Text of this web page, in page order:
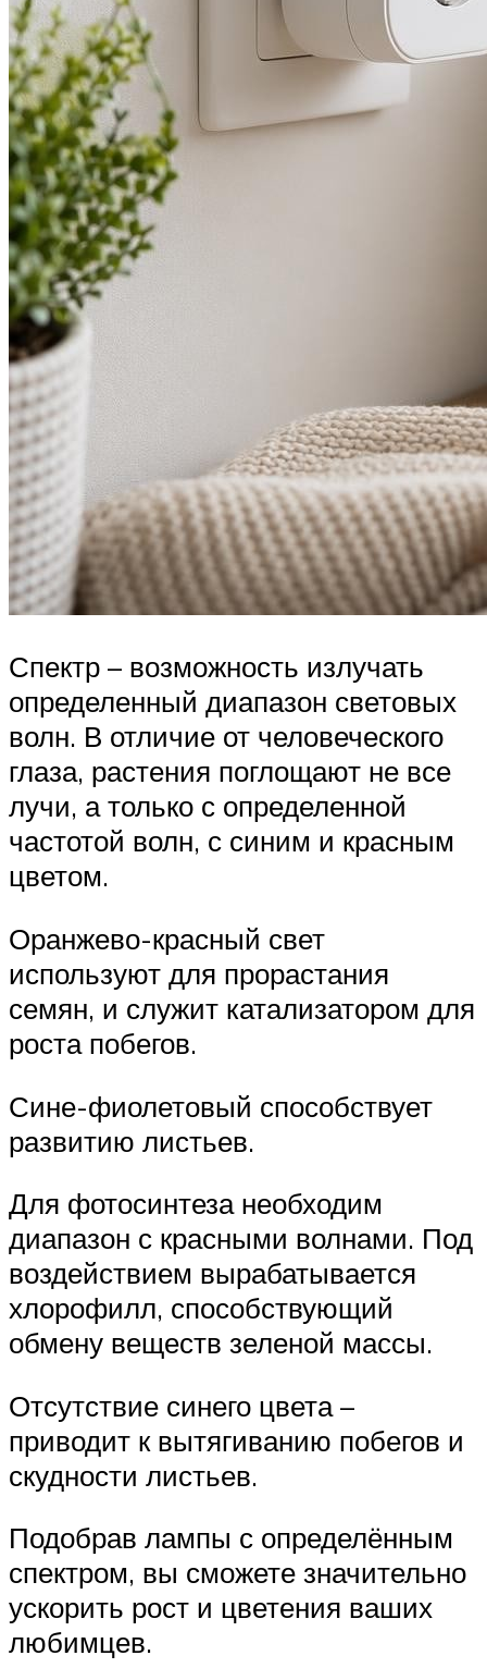
Спектр – возможность излучать
определенный диапазон световых
волн. В отличие от человеческого
глаза, растения поглощают не все
лучи, а только с определенной
частотой волн, с синим и красным
цветом.
Оранжево-красный свет
используют для прорастания
семян, и служит катализатором для
роста побегов.
Сине-фиолетовый способствует
развитию листьев.
Для фотосинтеза необходим
диапазон с красными волнами. Под
воздействием вырабатывается
хлорофилл, способствующий
обмену веществ зеленой массы.
Отсутствие синего цвета –
приводит к вытягиванию побегов и
скудности листьев.
Подобрав лампы с определённым
спектром, вы сможете значительно
ускорить рост и цветения ваших
любимцев.